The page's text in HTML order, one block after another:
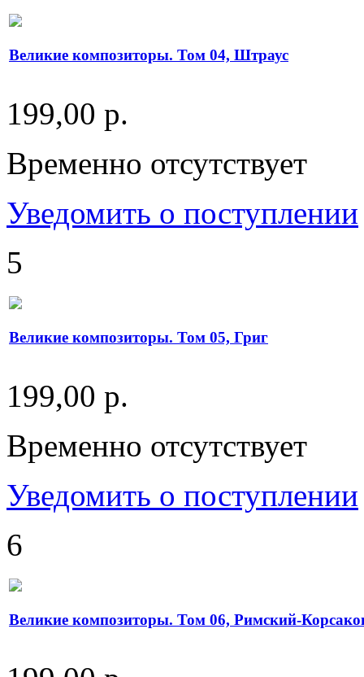
Великие композиторы. Том 04, Штраус
199,00 р.
Временно отсутствует
Уведомить о поступлении
5
Великие композиторы. Том 05, Григ
199,00 р.
Временно отсутствует
Уведомить о поступлении
6
Великие композиторы. Том 06, Римский-